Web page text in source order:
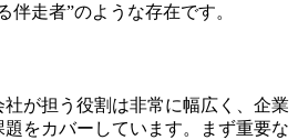
伴走者”のような存在です。
が担う役割は非常に幅広く、企業
をカバーしています。まず重要な